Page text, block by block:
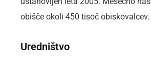
obišče okoli 450 tisoč obiskovalcev.
Uredništvo